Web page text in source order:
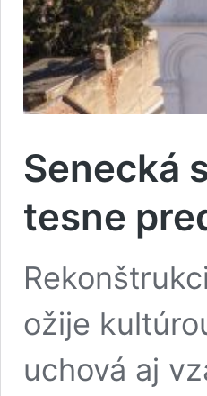
Senecká
tesne
ožije
uchová aj